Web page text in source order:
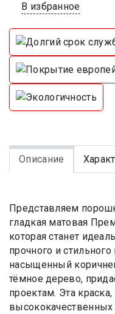
В избранное
Описание
Представляем
гладкая матовая
которая станет
прочного и
насыщенный
тёмное дерево,
проектам. Эта